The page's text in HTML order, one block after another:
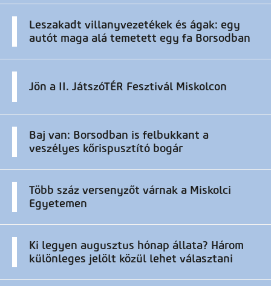
Leszakadt villanyvezetékek és ágak: egy
autót maga alá temetett egy fa Borsodban
Jön a II. JátszóTÉR Fesztivál Miskolcon
Baj van: Borsodban is felbukkant a
veszélyes kőrispusztító bogár
Több száz versenyzőt várnak a Miskolci
Egyetemen
Ki legyen augusztus hónap állata? Három
különleges jelölt közül lehet választani